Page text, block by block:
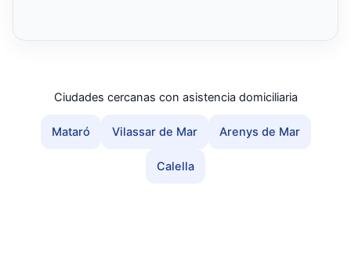
Ciudades cercanas con asistencia domiciliaria
Mataró Vilassar de Mar Arenys de Mar
Calella